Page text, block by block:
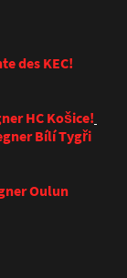
des KEC!
HC Košice!
Bílí Tygři
Oulun